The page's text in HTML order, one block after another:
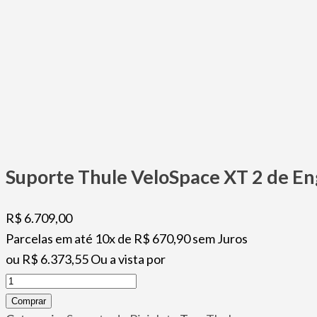
Suporte Thule VeloSpace XT 2 de
R$ 6.709,00
Parcelas em até 10x de R$ 670,90sem Juros
ou R$ 6.373,55Ou a vista por
Suporte
Thule
Comprar